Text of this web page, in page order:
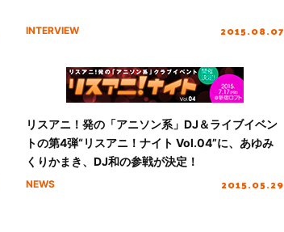
INTERVIEW 2015.08.07
リスアニ！発の「アニソン系」DJ＆ライブイベン
トの第4弾“リスアニ！ナイト Vol.04”に、あゆみ
くりかまき、DJ和の参戦が決定！
NEWS 2015.05.29